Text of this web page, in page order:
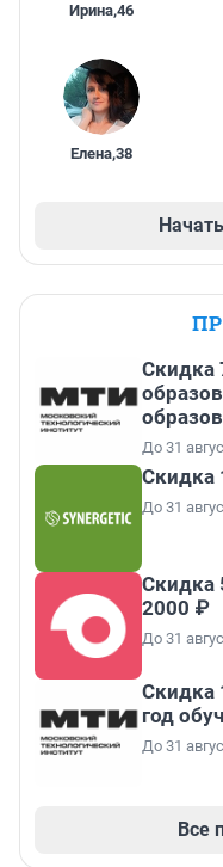
Ирина,46
Елена,38
Скидка
До 31
Скидка
До 31
Скидка
2000 ₽
До 31
Скидка
год
До 31
Все